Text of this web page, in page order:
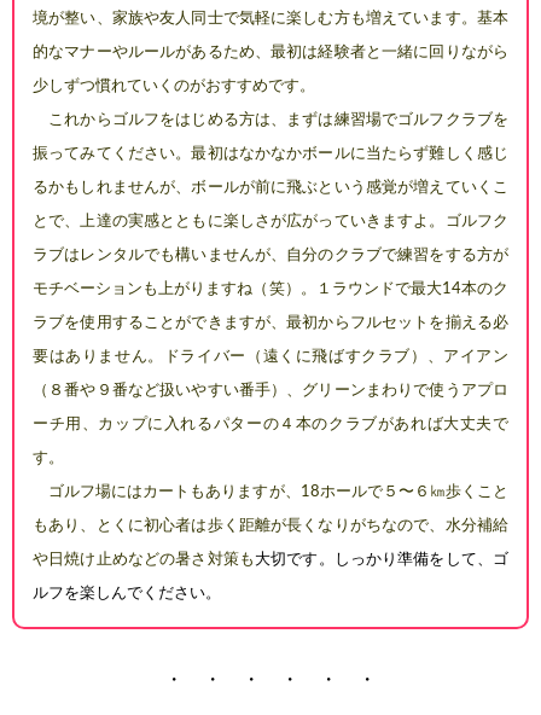
境が整い、家族や友人 同士で気軽に楽しむ方も増えています。基本
的なマナーやルールがあるため、最初は経験者と一緒に回りながら
少しずつ慣れていくのがおすすめです。
これからゴルフをはじめる方は、まずは練習場でゴルフクラ ブを
振ってみてください。最初 はなかなかボールに当たらず難 しく感じ
るかもしれませんが、ボールが前に飛ぶという感覚が増えていくこ
とで、上達の実感とともに楽しさが広がっていき ますよ。ゴルフク
ラブはレンタ ルでも構いませんが、自分のク ラブで練習をする方が
モチベーションも上がりますね（笑）。１ ラウンドで最大14本のク
ラブを使用することができますが、最初からフルセットを揃える必
要はありません。ドライバー（遠 くに飛ばすクラブ）、アイアン
（８番や９番など扱いやすい番手）、グリーンまわりで使うアプロ
ーチ用、カップに入れるパターの４本のクラブがあれば大丈夫で
す。
ゴルフ場にはカートもありますが、18ホールで５〜６㎞歩く こと
もあり、とくに初心者は歩く距離が長くなりがちなので、 水分補給
や日焼け止めなどの暑さ対策も 大切です。しっかり準備をして、ゴ
ルフを楽しんでください。
・ ・ ・ ・ ・ ・